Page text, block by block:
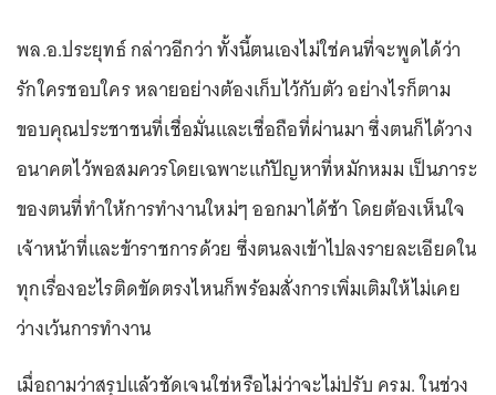
พล.อ.ประยุทธ์ กล่าวอีกว่า ทั้งนี้ตนเองไม่ใช่คนที่จะพูดได้ว่า
รักใครชอบใคร หลายอย่างต้องเก็บไว้กับตัว อย่างไรก็ตาม
ขอบคุณประชาชนที่เชื่อมั่นและเชื่อถือที่ผ่านมา ซึ่งตนก็ได้วาง
อนาคตไว้พอสมควรโดยเฉพาะแก้ปัญหาที่หมักหมม เป็นภาระ
ของตนที่ทำให้การทำงานใหม่ๆ ออกมาได้ช้า โดยต้องเห็นใจ
เจ้าหน้าที่และข้าราชการด้วย ซึ่งตนลงเข้าไปลงรายละเอียดใน
ทุกเรื่องอะไรติดขัดตรงไหนก็พร้อมสั่งการเพิ่มเติมให้ไม่เคย
ว่างเว้นการทำงาน
เมื่อถามว่าสรุปแล้วชัดเจนใช่หรือไม่ว่าจะไม่ปรับ ครม. ในช่วง